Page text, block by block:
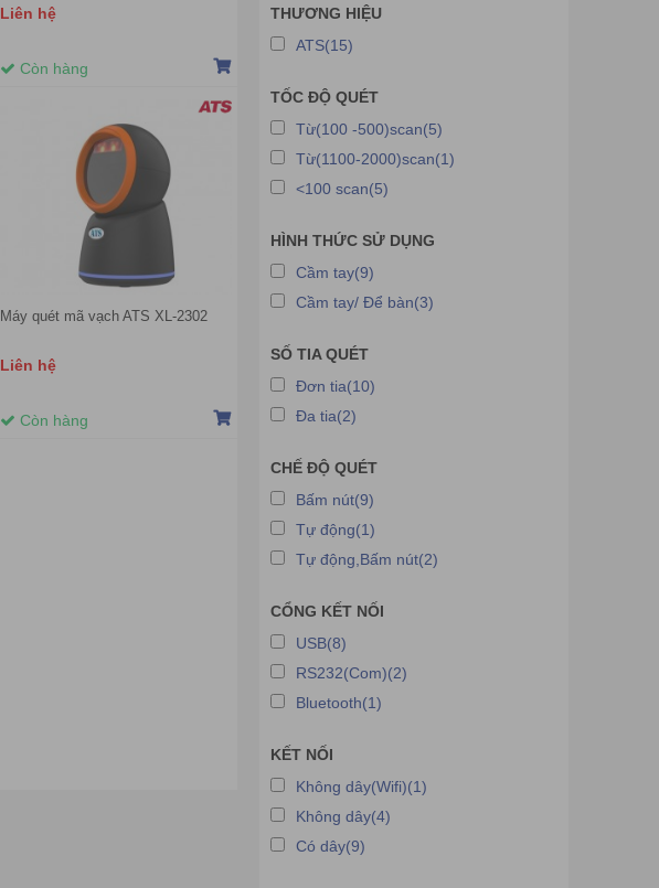
Liên hệ
Còn hàng
Máy quét mã vạch ATS XL-2302
Liên hệ
Còn hàng
Đầu đọc mã vạch Metrologic
Đầu đọc mã vạch Birch
Đầu đọc mã vạch Unitech
Đầu đọc mã vạch Scanner
Đầu đọc mã vạch Tawa
Đầu đọc mã vạch Saki
Đầu đọc mã vạch Topcash
Đầu đọc mã vạch Hugo
Đầu đọc mã vạch Zonerich
Đầu đọc mã vạch DIAMOND
Đầu đọc mã vạch Xpos
Đầu đọc mã vạch Riotec
Đầu đọc mạch Richta
Đầu đọc mã vạch Roco
Đầu đọc mã vạch Syble
Đầu đọc mã vạch Superlead
THƯƠNG HIỆU
ATS(15)
TỐC ĐỘ QUÉT
Từ(100 -500)scan(5)
Từ(1100-2000)scan(1)
<100 scan(5)
HÌNH THỨC SỬ DỤNG
Cầm tay(9)
Cầm tay/ Để bàn(3)
SỐ TIA QUÉT
Đơn tia(10)
Đa tia(2)
CHẾ ĐỘ QUÉT
Bấm nút(9)
Tự động(1)
Tự động,Bấm nút(2)
CỔNG KẾT NỐI
USB(8)
RS232(Com)(2)
Bluetooth(1)
KẾT NỐI
Không dây(Wifi)(1)
Không dây(4)
Có dây(9)